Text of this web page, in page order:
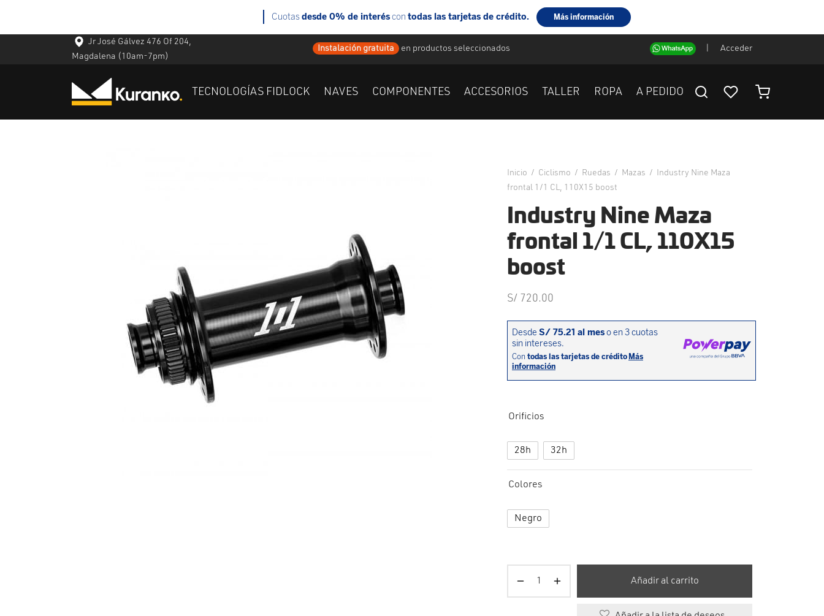
Jr José Gálvez 476 Of 204,
Magdalena (10am-7pm)
Instalación gratuita en productos seleccionados Acceder
TECNOLOGÍAS FIDLOCK NAVES COMPONENTES ACCESORIOS TALLER ROPA A PEDIDO
Inicio / Ciclismo / Ruedas / Mazas /
Industry Nine Maza
frontal 1/1 CL, 110X15 boost
Industry Nine Maza
frontal 1/1 CL, 110X15
boost
S/ 720.00
Orificios
28h 32h
Colores
Negro
Añadir al carrito